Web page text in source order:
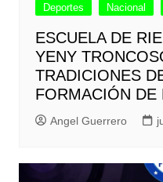
Deportes Nacional
ESCUELA DE
YENY
TRADICIONES
FORMACIÓN DE
Angel Guerrero